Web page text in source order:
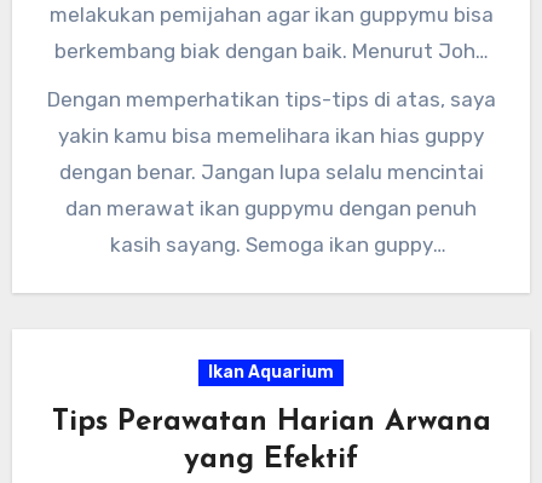
melakukan pemijahan agar ikan guppymu bisa
berkembang biak dengan baik. Menurut John
Smith, seorang peternak ikan guppy
berpengalaman, “Memperhatikan
keberagaman jenis ikan guppy akan membuat
akuariummu terlihat lebih menarik dan indah.”
Dengan memperhatikan tips-tips di atas, saya
yakin kamu bisa memelihara ikan hias guppy
dengan benar. Jangan lupa selalu mencintai
dan merawat ikan guppymu dengan penuh
kasih sayang. Semoga ikan guppy
Ikan Aquarium
Tips Perawatan Harian Arwana
yang Efektif